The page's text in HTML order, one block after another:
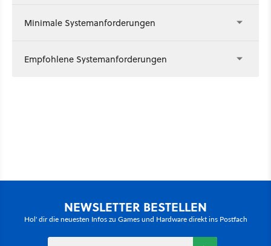
Minimale Systemanforderungen
Empfohlene Systemanforderungen
NEWSLETTER BESTELLEN
Hol' dir die neuesten Infos zu Games und Hardware direkt ins Postfach